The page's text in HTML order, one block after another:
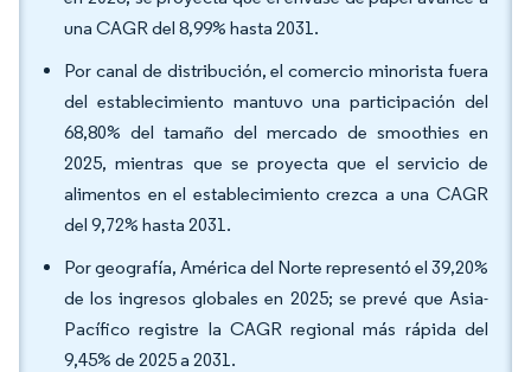
una CAGR del 8,99% hasta 2031.
Por canal de distribución, el comercio minorista fuera
del establecimiento mantuvo una participación del
68,80% del tamaño del mercado de smoothies en
2025, mientras que se proyecta que el servicio de
alimentos en el establecimiento crezca a una CAGR
del 9,72% hasta 2031.
Por geografía, América del Norte representó el 39,20%
de los ingresos globales en 2025; se prevé que Asia-
Pacífico registre la CAGR regional más rápida del
9,45% de 2025 a 2031.